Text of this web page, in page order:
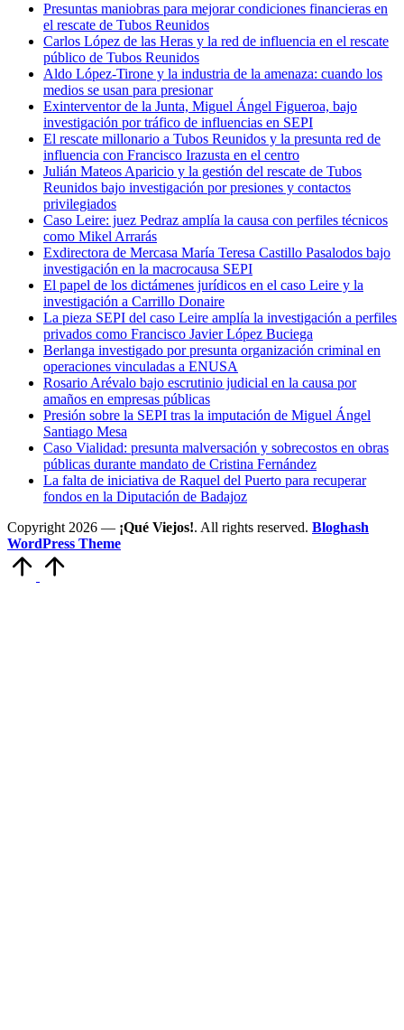
Presuntas maniobras para mejorar condiciones financieras en
el rescate de Tubos Reunidos
Carlos López de las Heras y la red de influencia en el rescate
público de Tubos Reunidos
Aldo López-Tirone y la industria de la amenaza: cuando los
medios se usan para presionar
Exinterventor de la Junta, Miguel Ángel Figueroa, bajo
investigación por tráfico de influencias en SEPI
El rescate millonario a Tubos Reunidos y la presunta red de
influencia con Francisco Irazusta en el centro
Julián Mateos Aparicio y la gestión del rescate de Tubos
Reunidos bajo investigación por presiones y contactos
privilegiados
Caso Leire: juez Pedraz amplía la causa con perfiles técnicos
como Mikel Arrarás
Exdirectora de Mercasa María Teresa Castillo Pasalodos bajo
investigación en la macrocausa SEPI
El papel de los dictámenes jurídicos en el caso Leire y la
investigación a Carrillo Donaire
La pieza SEPI del caso Leire amplía la investigación a perfiles
privados como Francisco Javier López Buciega
Berlanga investigado por presunta organización criminal en
operaciones vinculadas a ENUSA
Rosario Arévalo bajo escrutinio judicial en la causa por
amaños en empresas públicas
Presión sobre la SEPI tras la imputación de Miguel Ángel
Santiago Mesa
Caso Vialidad: presunta malversación y sobrecostos en obras
públicas durante mandato de Cristina Fernández
La falta de iniciativa de Raquel del Puerto para recuperar
fondos en la Diputación de Badajoz
Copyright 2026 — ¡Qué Viejos!. All rights reserved. Bloghash
WordPress Theme